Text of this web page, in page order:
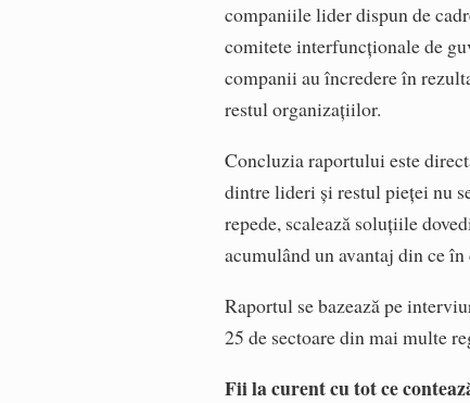
companiile lider dispun de
comitete interfuncționale de
companii au încredere în
restul organizațiilor.
Concluzia raportului este
dintre lideri și restul pieței nu
repede, scalează soluțiile
acumulând un avantaj din ce
Raportul se bazează pe
25 de sectoare din mai multe
Fii la curent cu tot ce